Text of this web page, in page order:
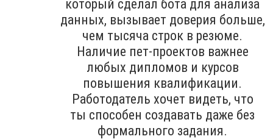
который сделал бота для анализа
данных, вызывает доверия больше,
чем тысяча строк в резюме.
Наличие пет-проектов важнее
любых дипломов и курсов
повышения квалификации.
Работодатель хочет видеть, что
ты способен создавать даже без
формального задания.